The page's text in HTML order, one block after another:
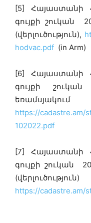
[5] Հայաստանի
գույքի շուկան
(վերլուծություն),
hodvac.pdf (in Arm)
[6] Հայաստանի
գույքի
https://cadastre.am/
102022.pdf
[7] Հայաստանի
գույքի շուկան
(վերլուծություն)
https://cadastre.am/